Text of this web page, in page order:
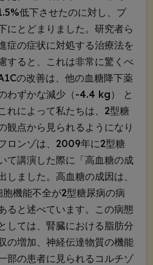
低下させたのに対し、プ
にとどまりました。研究者ら
症の症状に対処する治療法を
すると、これは非常に驚くべ
の改善は、他の血糖降下薬
わずかな減少（-4.4 kg） と
れによって私たちは、2型糖
観点から見られるようになり
ロンゾは、2009年に2型糖
て講演した際に「高血糖の成
しました。高血糖の成因は、
機能不全が2型糖尿病の病
ると述べています。この病態
しては、腎臓における脂肪分
の増加、神経伝達物質の機能
部の患者に見られるコルチゾ